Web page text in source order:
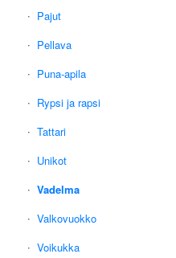
Pajut
Pellava
Puna-apila
Rypsi ja rapsi
Tattari
Unikot
Vadelma
Valkovuokko
Voikukka